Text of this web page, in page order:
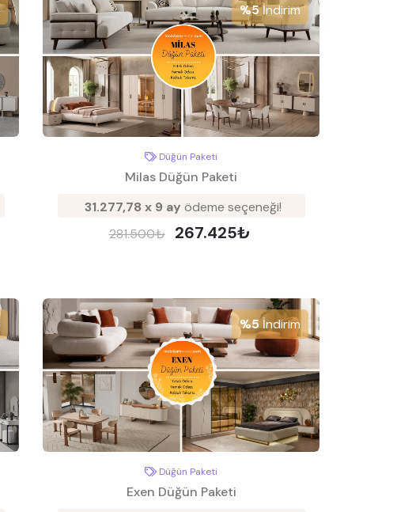
%5İndirim
Düğün Paketi
Milas Düğün Paketi
31.277,78 x 9 ay ödeme seçeneği!
281.500₺
267.425₺
%5İndirim
Düğün Paketi
Exen Düğün Paketi